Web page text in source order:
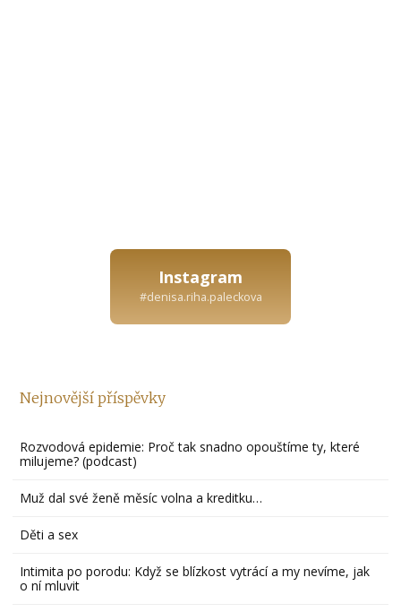
Instagram
#denisa.riha.paleckova
Nejnovější příspěvky
Rozvodová epidemie: Proč tak snadno opouštíme ty, které
milujeme? (podcast)
Muž dal své ženě měsíc volna a kreditku…
Děti a sex
Intimita po porodu: Když se blízkost vytrácí a my nevíme, jak
o ní mluvit